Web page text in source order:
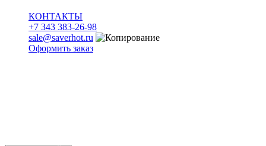
КОНТАКТЫ
+7 343 383-26-98
sale@saverhot.ru
Оформить заказ